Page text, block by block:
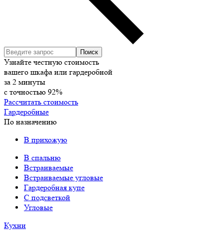
Узнайте честную стоимость
вашего шкафа или гардеробной
за 2 минуты
с точностью 92%
Рассчитать стоимость
Гардеробные
По назначению
В прихожую
В спальню
Встраиваемые
Встраиваемые угловые
Гардеробная купе
С подсветкой
Угловые
Кухни